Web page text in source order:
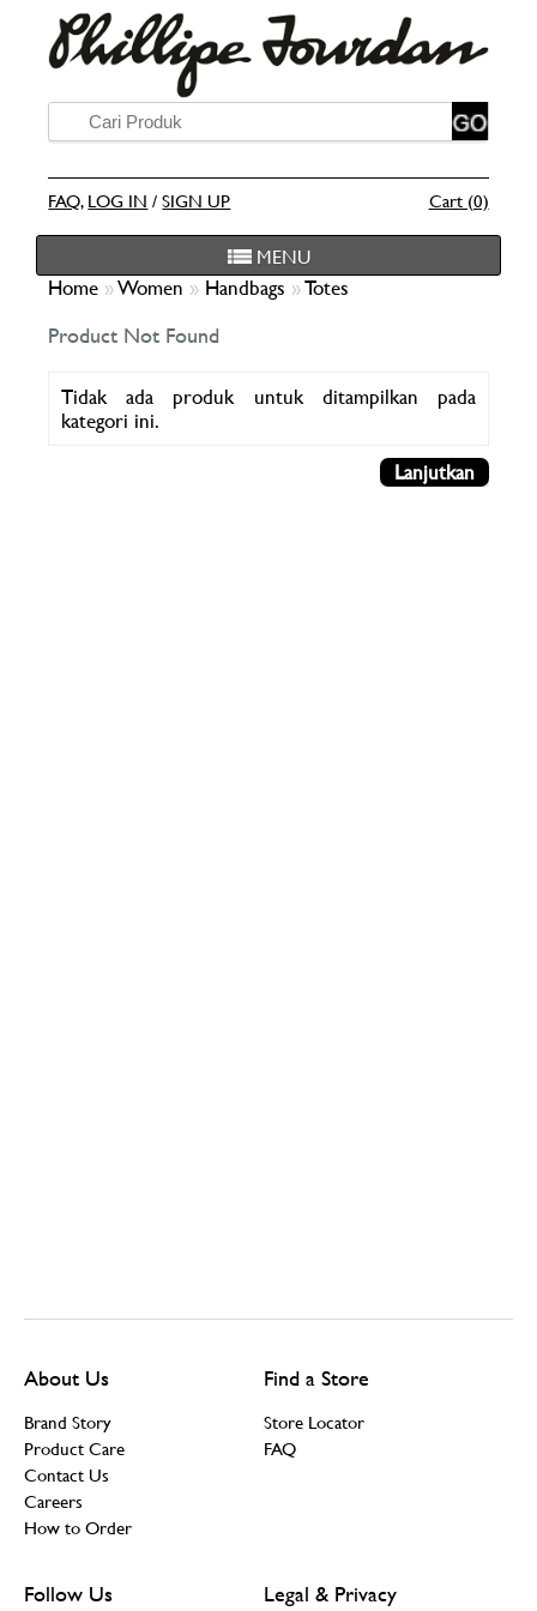
FAQ, LOG IN /SIGN UP Cart (0)
MENU
Home »Women » Handbags »Totes
Product Not Found
Tidak ada produk untuk ditampilkan pada
kategori ini.
Lanjutkan
About Us
Brand Story
Product Care
Contact Us
Careers
How to Order
Find a Store
Store Locator
FAQ
Follow Us Legal & Privacy